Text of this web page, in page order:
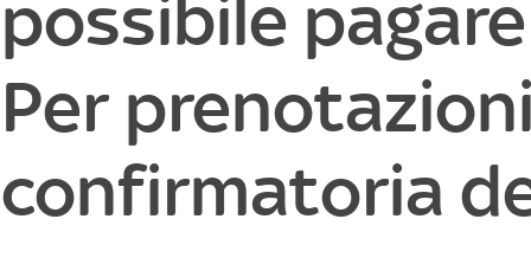
possibile
Per
confirmatoria